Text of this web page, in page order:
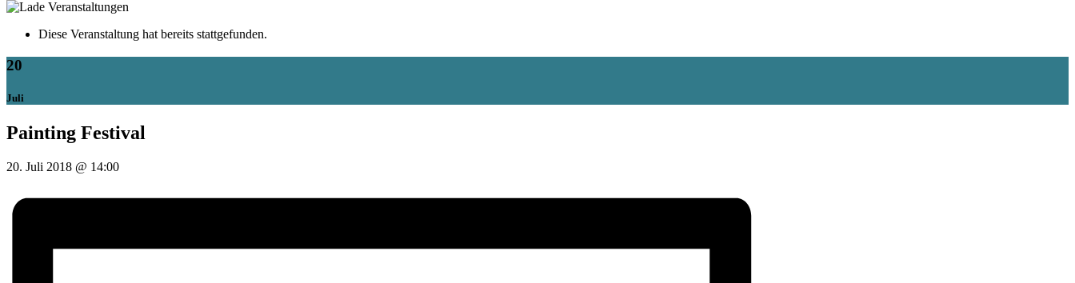
Diese Veranstaltung hat bereits stattgefunden.
20
Juli
Painting Festival
20. Juli 2018 @ 14:00